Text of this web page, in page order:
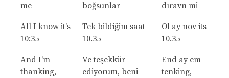
me
boğsunlar
dıravn mi
All I know it's
10:35
Tek bildiğim saat
10.35
Ol ay nov its
10.35
And I'm
thanking,
Ve teşekkür
ediyorum, beni
End ay em
tenking,